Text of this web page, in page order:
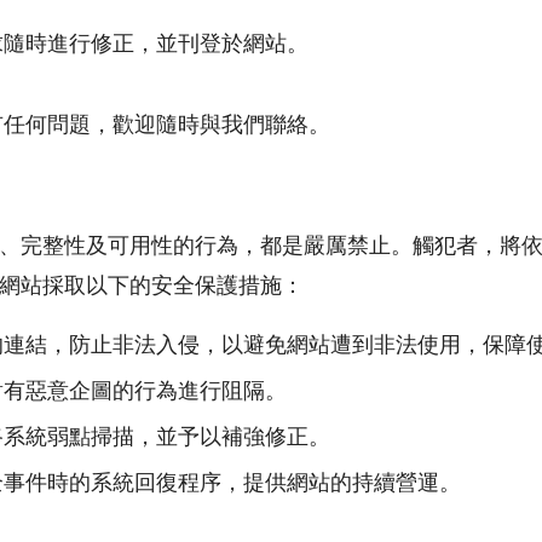
時進行修正，並刊登於網站。
何問題，歡迎隨時與我們聯絡。
完整性及可用性的行為，都是嚴厲禁止。觸犯者，將
站採取以下的安全保護措施：
結，防止非法入侵，以避免網站遭到非法使用，保障
惡意企圖的行為進行阻隔。
統弱點掃描，並予以補強修正。
件時的系統回復程序，提供網站的持續營運。